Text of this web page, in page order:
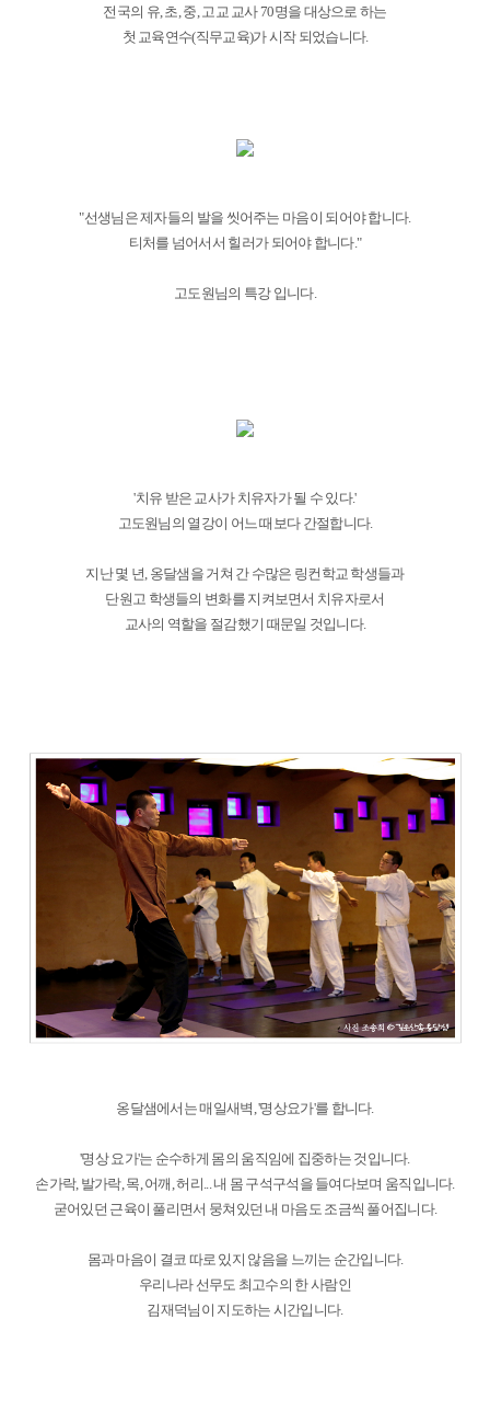
전국의 유, 초, 중, 고교 교사 70명을 대상으로 하는
첫 교육연수(직무교육)가 시작 되었습니다.
"선생님은 제자들의 발을 씻어주는 마음이 되어야 합니다.
티처를 넘어서서 힐러가 되어야 합니다."
고도원님의 특강 입니다.
'치유 받은 교사가 치유자가 될 수 있다.'
고도원님의 열강이 어느 때보다 간절합니다.
지난 몇 년, 옹달샘을 거쳐 간 수많은 링컨학교 학생들과
단원고 학생들의 변화를 지켜보면서 치유자로서
교사의 역할을 절감했기 때문일 것입니다.
옹달샘에서는 매일새벽, '명상요가'를 합니다.
'명상 요가'는 순수하게 몸의 움직임에 집중하는 것입니다.
손가락, 발가락, 목, 어깨, 허리... 내 몸 구석구석을 들여다보며 움직입니다.
굳어있던 근육이 풀리면서 뭉쳐있던 내 마음도 조금씩 풀어집니다.
몸과 마음이 결코 따로 있지 않음을 느끼는 순간입니다.
우리나라 선무도 최고수의 한 사람인
김재덕님이 지도하는 시간입니다.